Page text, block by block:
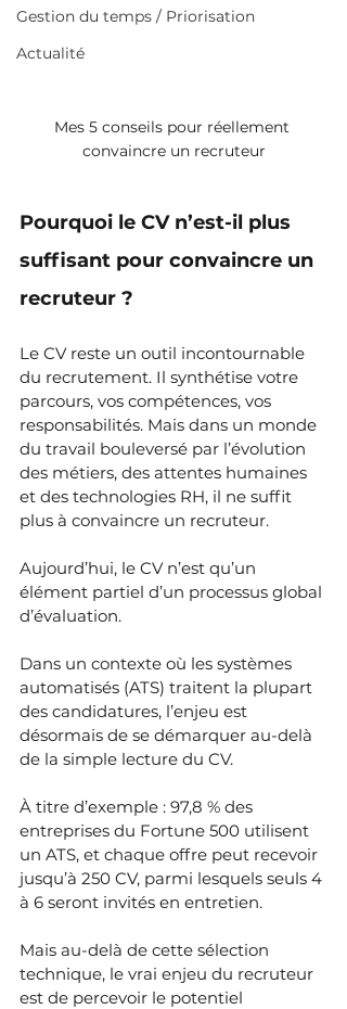
Gestion du temps / Priorisation
Actualité
Mes 5 conseils pour réellement
convaincre un recruteur
Pourquoi le CV n’est-il plus
suffisant pour convaincre un
recruteur ?
Le CV reste un outil incontournable
du recrutement. Il synthétise votre
parcours, vos compétences, vos
responsabilités. Mais dans un monde
du travail bouleversé par l’évolution
des métiers, des attentes humaines
et des technologies RH, il ne suffit
plus à convaincre un recruteur.
Aujourd’hui, le CV n’est qu’un
élément partiel d’un processus global
d’évaluation.
Dans un contexte où les systèmes
automatisés (ATS) traitent la plupart
des candidatures, l’enjeu est
désormais de se démarquer au-delà
de la simple lecture du CV.
À titre d’exemple : 97,8 % des
entreprises du Fortune 500 utilisent
un ATS, et chaque offre peut recevoir
jusqu’à 250 CV, parmi lesquels seuls 4
à 6 seront invités en entretien.
Mais au-delà de cette sélection
technique, le vrai enjeu du recruteur
est de percevoir le potentiel